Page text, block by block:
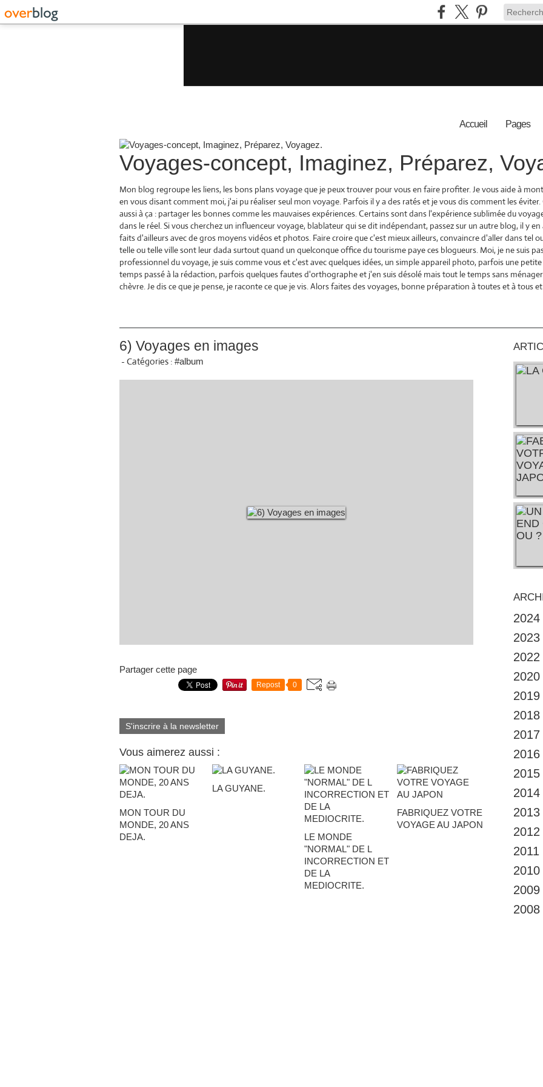
Accueil Pages
Voyages-concept, Imaginez, Préparez,
Mon blog regroupe les liens, les bons plans voyage que je peux trouver pour vous en faire profiter. Je vous aide à
en vous disant comment moi, j'ai pu réaliser seul mon voyage. Parfois il y a des ratés et je vous dis comment les
aussi à ça : partager les bonnes comme les mauvaises expériences. Certains sont dans l'expérience sublimée du
dans le réel. Si vous cherchez un influenceur voyage, blablateur qui se dit indépendant, passez sur un autre blog, il y
faits d'ailleurs avec de gros moyens vidéos et photos. Faire croire que c'est mieux ailleurs, convaincre d'aller dans tel
telle ou telle ville sont leur dada surtout quand un quelconque office du tourisme paye ces blogueurs. Moi, je ne suis
professionnel du voyage, je suis comme vous et c'est avec quelques idées, un simple appareil photo, parfois une
temps passé à la rédaction, parfois quelques fautes d'orthographe et j'en suis désolé mais tout le temps sans
chèvre. Je dis ce que je pense, je raconte ce que je vis. Alors faites des voyages, bonne préparation à toutes et à tous
6) Voyages en images
- Catégories : #album
Partager cette page
Repost 0
S'inscrire à la newsletter
Vous aimerez aussi :
MON TOUR DU
MONDE, 20 ANS
DEJA.
LA GUYANE.
LE MONDE
"NORMAL" DE L
INCORRECTION ET
DE LA
MEDIOCRITE.
FABRIQUEZ VOTRE
VOYAGE AU JAPON
2024
2023
2022
2020
2019
2018
2017
2016
2015
2014
2013
2012
2011
2010
2009
2008